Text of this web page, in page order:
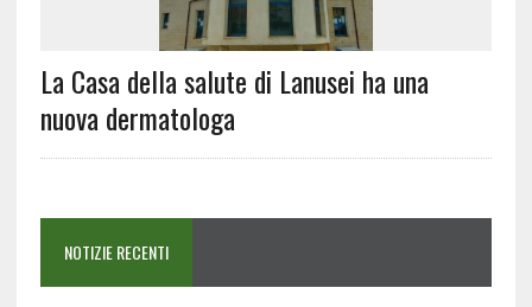
La Casa della salute di Lanusei ha una
nuova dermatologa
NOTIZIE RECENTI